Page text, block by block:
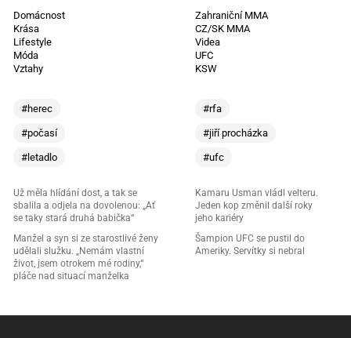
Domácnost
Krása
Lifestyle
Móda
Vztahy
#herec
#počasí
#letadlo
Už měla hlídání dost, a tak se
sbalila a odjela na dovolenou: „Ať
se taky stará druhá babička“
Manžel a syn si ze starostlivé ženy
udělali služku. „Nemám vlastní
život, jsem otrokem mé rodiny,“
pláče nad situací manželka
Zahraniční MMA
CZ/SK MMA
Videa
UFC
KSW
#rfa
#jiří procházka
#ufc
Kamaru Usman vládl velteru.
Jeden kop změnil další roky
jeho kariéry
Šampion UFC se pustil do
Ameriky. Servítky si nebral